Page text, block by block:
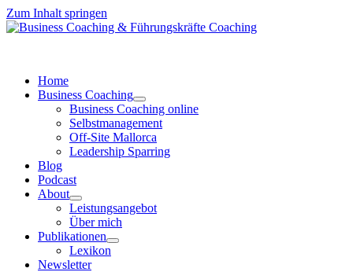
Zum Inhalt springen
Home
Business Coaching
Business Coaching online
Selbstmanagement
Off-Site Mallorca
Leadership Sparring
Blog
Podcast
About
Leistungsangebot
Über mich
Publikationen
Lexikon
Newsletter